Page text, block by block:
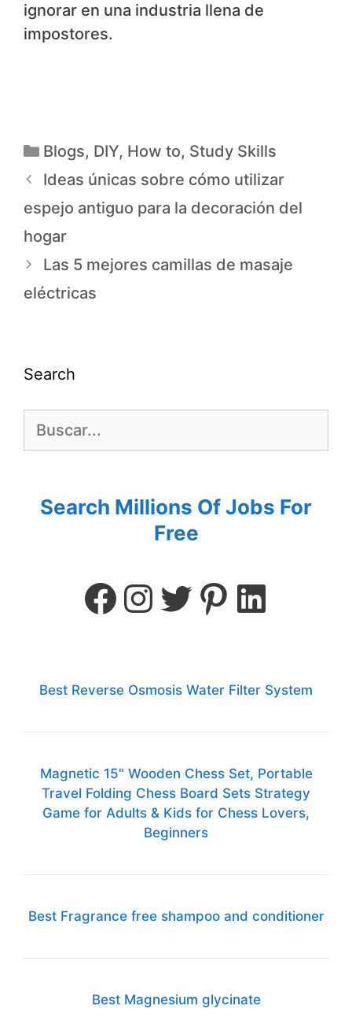
ignorar en una industria llena de
impostores.
Blogs, DIY, How to, Study Skills
Ideas únicas sobre cómo utilizar
espejo antiguo para la decoración del
hogar
Las 5 mejores camillas de masaje
eléctricas
Search
Search Millions Of Jobs For
Free
Best Reverse Osmosis Water Filter System
Magnetic 15" Wooden Chess Set, Portable
Travel Folding Chess Board Sets Strategy
Game for Adults & Kids for Chess Lovers,
Beginners
Best Fragrance free shampoo and conditioner
Best Magnesium glycinate